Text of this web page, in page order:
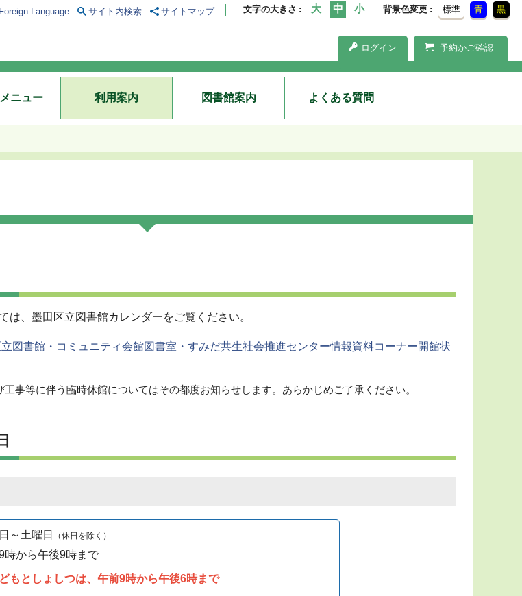
文字の大きさ 背景色変更 標準 青 黒
ログイン 予約かご確認
Foreign Language サイト内検索 サイトマップ
ニュー 利用案内 図書館案内 よくある質問
は、墨田区立図書館カレンダーをご覧ください。
図書館・コミュニティ会館図書室・すみだ共生社会推進センター情報資料コーナー開館状
事等に伴う臨時休館についてはその都度お知らせします。あらかじめご了承ください。
～土曜日 （休日を除く）
時から午後9時まで
もとしょしつは、午前9時から午後6時まで